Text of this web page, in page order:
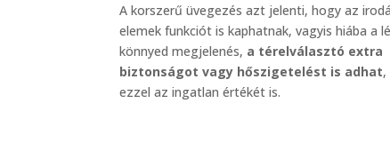
A korszerű üvegezés azt jelenti, hogy az
elemek funkciót is kaphatnak, vagyis hiába a
könnyed megjelenés, a térelválasztó extra
biztonságot vagy hőszigetelést is adhat,
ezzel az ingatlan értékét is.